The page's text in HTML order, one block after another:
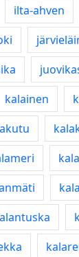
ilta-ahven
kalainen